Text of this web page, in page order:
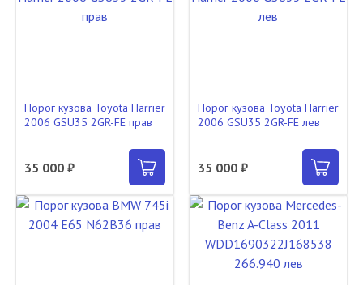
Порог кузова Toyota Harrier
2006 GSU35 2GR-FE прав
35 000 ₽
Порог кузова Toyota Harrier
2006 GSU35 2GR-FE лев
35 000 ₽